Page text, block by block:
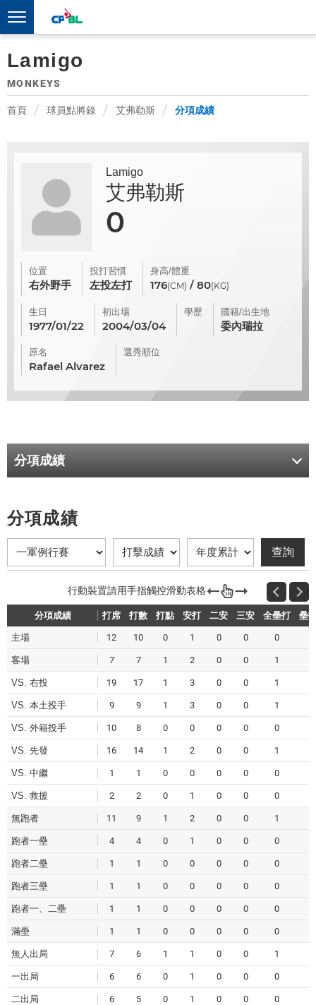
Lamigo
MONKEYS
首頁 球員點將錄 艾弗勒斯 分項成績
Lamigo
艾弗勒斯
0
位置
右外野手
投打習慣
左投左打
身高/體重
176(CM) / 80(KG)
生日
1977/01/22
初出場
2004/03/04
學歷 國籍/出生地
委內瑞拉
原名
Rafael Alvarez
選秀順位
分項成績
分項成績
打席 打數 打點 安打 二安 三安 全壘打 壘
分項成績 打席 打數 打點 安打 二安 三安 全壘打 壘
主場 12 10 0 1 0 0 0
客場 7 7 1 2 0 0 1
VS. 右投 19 17 1 3 0 0 1
VS. 本土投手 9 9 1 3 0 0 1
VS. 外籍投手 10 8 0 0 0 0 0
VS. 先發 16 14 1 2 0 0 1
VS. 中繼 1 1 0 0 0 0 0
VS. 救援 2 2 0 1 0 0 0
無跑者 11 9 1 2 0 0 1
跑者一壘 4 4 0 1 0 0 0
跑者二壘 1 1 0 0 0 0 0
跑者三壘 1 1 0 0 0 0 0
跑者一、二壘 1 1 0 0 0 0 0
滿壘 1 1 0 0 0 0 0
無人出局 7 6 1 1 0 0 1
一出局 6 6 0 1 0 0 0
二出局 6 5 0 1 0 0 0